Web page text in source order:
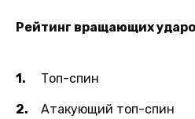
Рейтинг вращающих
Топ-спин
Атакующий топ-спин